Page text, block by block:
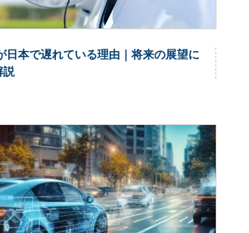
日本で遅れている理由｜将来の展望に
説